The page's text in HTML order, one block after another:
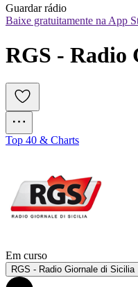
Guardar rádio
Baixe gratuitamente na App
RGS - Radio
Top 40 & Charts
Em curso
RGS - Radio Giornale di Sicilia